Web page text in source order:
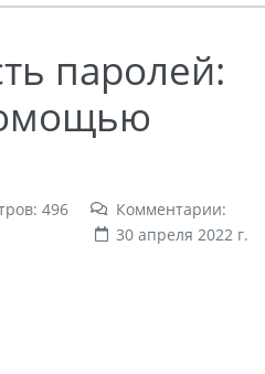
паролей:
496
Комментарии:
30 апреля 2022 г.